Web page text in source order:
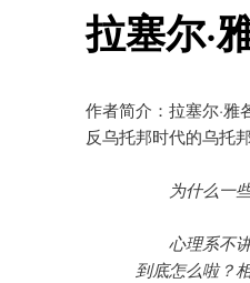
拉塞尔·
作者简介：拉塞尔·雅
反乌托邦时代的乌托
为什么一些
心理系不讲
到底怎么啦？